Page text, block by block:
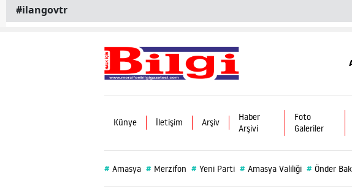
#ilangovtr
Künye İletişim Arşiv
Haber
Arşivi
Foto
Galeriler
# Amasya # Merzifon # Yeni Parti # Amasya Valiliği # Önder